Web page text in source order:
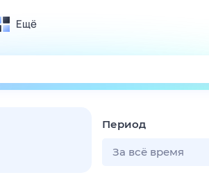
Ещё
Поиск
ТВ-программа
Период
За всё время